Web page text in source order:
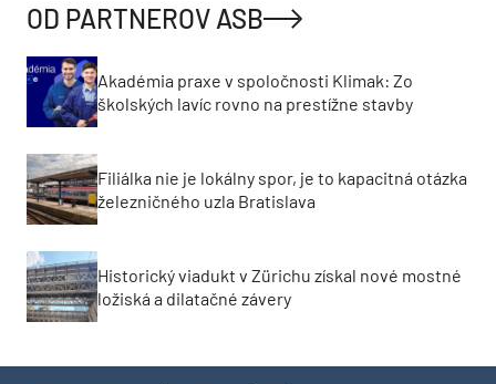
OD PARTNEROV ASB
Akadémia praxe v spoločnosti Klimak: Zo
školských lavíc rovno na prestížne stavby
Filiálka nie je lokálny spor, je to kapacitná otázka
železničného uzla Bratislava
Historický viadukt v Zürichu získal nové mostné
ložiská a dilatačné závery